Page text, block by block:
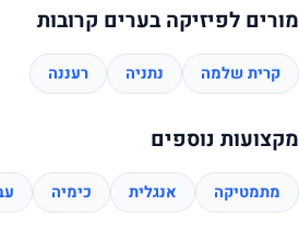
מורים לפיזיקה בערים קרובות
קרית שלמה נתניה רעננה
מקצועות נוספים
מתמטיקה אנגלית כימיה